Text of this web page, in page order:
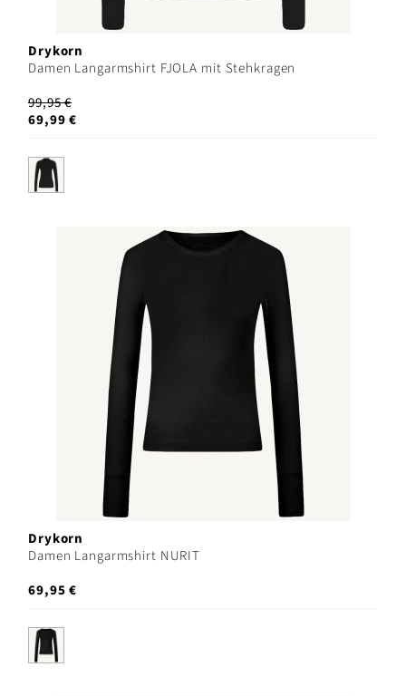
Drykorn
Damen Langarmshirt FJOLA mit Stehkragen
99,95 €
69,99 €
Drykorn
Damen Langarmshirt NURIT
69,95 €